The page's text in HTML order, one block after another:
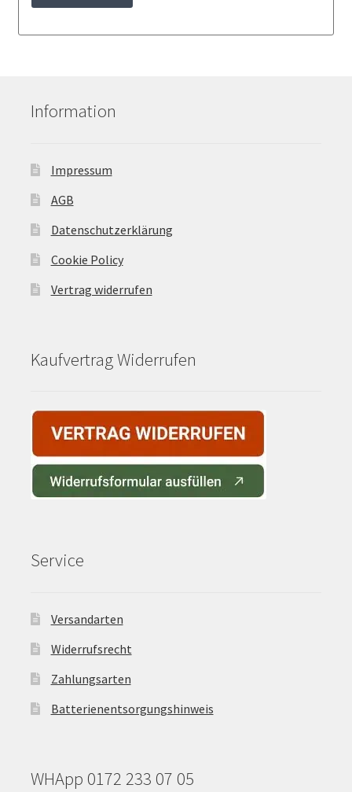
Information
Impressum
AGB
Datenschutzerklärung
Cookie Policy
Vertrag widerrufen
Kaufvertrag Widerrufen
Service
Versandarten
Widerrufsrecht
Zahlungsarten
Batterienentsorgungshinweis
WHApp 0172 233 07 05